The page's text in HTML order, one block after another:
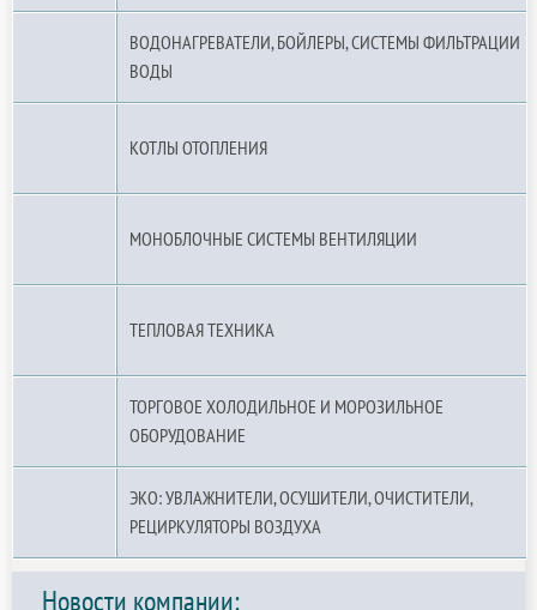
ВОДОНАГРЕВАТЕЛИ, БОЙЛЕРЫ, СИСТЕМЫ ФИЛЬТРАЦИИ
ВОДЫ
КОТЛЫ ОТОПЛЕНИЯ
МОНОБЛОЧНЫЕ СИСТЕМЫ ВЕНТИЛЯЦИИ
ТЕПЛОВАЯ ТЕХНИКА
ТОРГОВОЕ ХОЛОДИЛЬНОЕ И МОРОЗИЛЬНОЕ
ОБОРУДОВАНИЕ
ЭКО: УВЛАЖНИТЕЛИ, ОСУШИТЕЛИ, ОЧИСТИТЕЛИ,
РЕЦИРКУЛЯТОРЫ ВОЗДУХА
Новости компании: